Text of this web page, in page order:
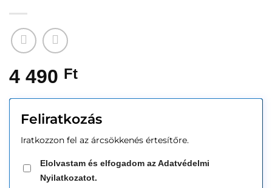
4 490 Ft
Feliratkozás
Iratkozzon fel az árcsökkenés értesítőre.
Elolvastam és elfogadom az Adatvédelmi
Nyilatkozatot.